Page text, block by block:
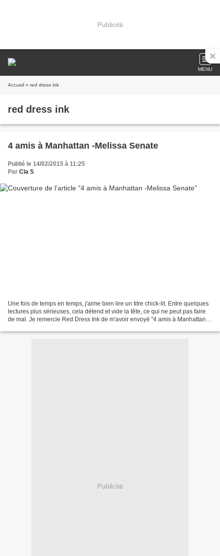
Publicité
MENU
Accueil » red dress ink
red dress ink
4 amis à Manhattan -Melissa Senate
Publié le 14/02/2015 à 11:25
Par Cla S
Une fois de temps en temps, j'aime bien lire un titre chick-lit. Entre quelques
lectures plus sérieuses, cela détend et vide la tête, ce qui ne peut pas faire
de mal. Je remercie Red Dress Ink de m'avoir envoyé "4 amis à Manhattan".
Publicité